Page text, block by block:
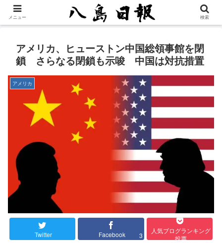
アメリカ、ヒューストン中国総領事館を閉
鎖 さらなる閉鎖も示唆 中国は対抗措置
アメリカ
Twitter Facebook 3
人気ブログランキング
投票
メニュー 検索